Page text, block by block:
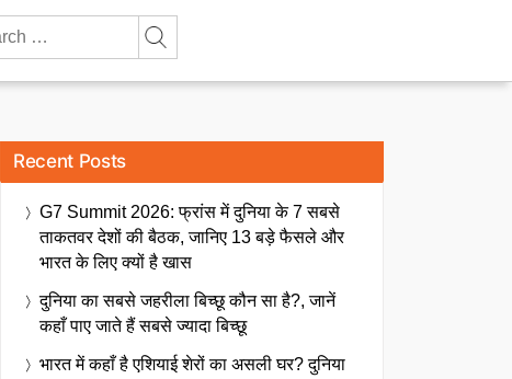
Recent Posts
G7 Summit 2026: फ्रांस में दुनिया के 7 सबसे
ताकतवर देशों की बैठक, जानिए 13 बड़े फैसले और
भारत के लिए क्यों है खास
दुनिया का सबसे जहरीला बिच्छू कौन सा है?, जानें
कहाँ पाए जाते हैं सबसे ज्यादा बिच्छू
भारत में कहाँ है एशियाई शेरों का असली घर? दुनिया